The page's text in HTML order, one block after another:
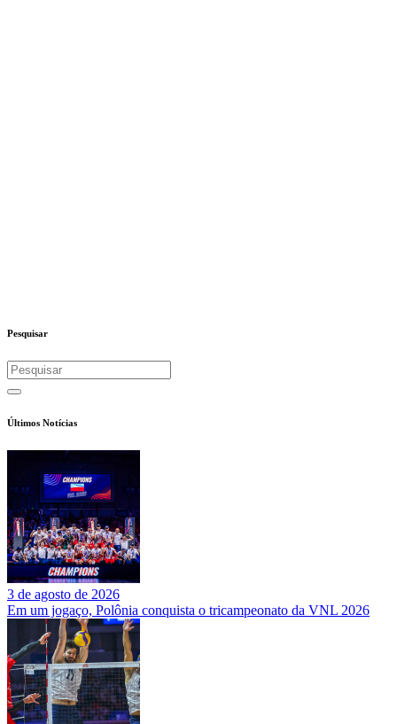
Pesquisar
Últimos Notícias
3 de agosto de 2026
Em um jogaço, Polônia conquista o tricampeonato da VNL 2026